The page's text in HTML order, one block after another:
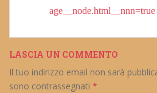
age__node.html__nnn=true
LASCIA UN COMMENTO
Il tuo indirizzo email non sarà
sono contrassegnati *